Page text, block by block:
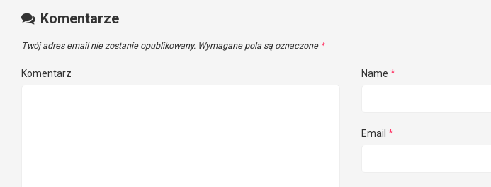
Komentarze
Twój adres email nie zostanie opublikowany. Wymagane pola są oznaczone *
Komentarz Name *
Email *